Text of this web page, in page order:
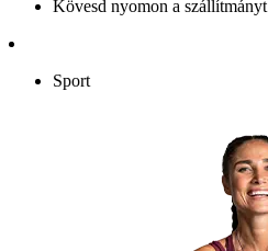
Kövesd nyomon a szállítmányt
Sport